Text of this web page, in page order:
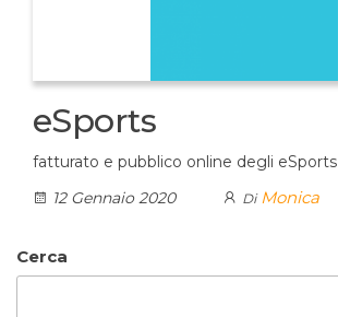
eSports
fatturato e pubblico online degli eSports
12 Gennaio 2020
Di Monica
Cerca